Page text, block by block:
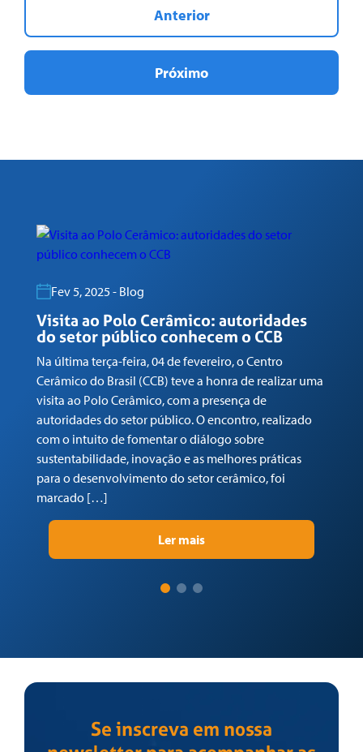
Anterior
Próximo
Fev 5, 2025 - Blog
Visita ao Polo Cerâmico: autoridades
do setor público conhecem o CCB
Na última terça-feira, 04 de fevereiro, o Centro
Cerâmico do Brasil (CCB) teve a honra de realizar uma
visita ao Polo Cerâmico, com a presença de
autoridades do setor público. O encontro, realizado
com o intuito de fomentar o diálogo sobre
sustentabilidade, inovação e as melhores práticas
para o desenvolvimento do setor cerâmico, foi
marcado […]
Ler mais
Se inscreva em nossa